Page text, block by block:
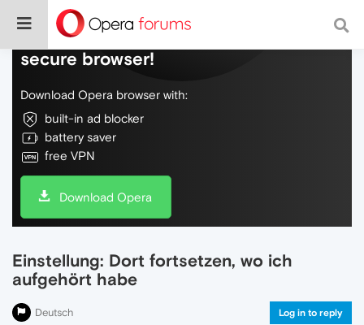
Do more on the web, with a fast and
secure browser!
Download Opera browser with:
built-in ad blocker
battery saver
free VPN
Download Opera
Einstellung: Dort fortsetzen, wo ich
aufgehört habe
Deutsch Log in to reply